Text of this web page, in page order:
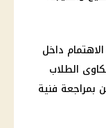
الاهتمام داخل
الطلاب
بمراجعة فنية